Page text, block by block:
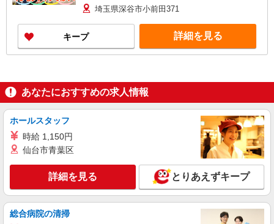
します。
埼玉県深谷市小前田371
キープ 詳細を見る
あなたにおすすめの求人情報
ホールスタッフ
時給 1,150円
仙台市青葉区
詳細を見る とりあえずキープ
総合病院の清掃